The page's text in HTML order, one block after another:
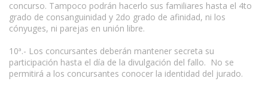
concurso. Tampoco podrán hacerlo sus familiares hasta el 4to
grado de consanguinidad y 2do grado de afinidad, ni los
cónyuges, ni parejas en unión libre.
10ª.- Los concursantes deberán mantener secreta su
participación hasta el día de la divulgación del fallo. No se
permitirá a los concursantes conocer la identidad del jurado.